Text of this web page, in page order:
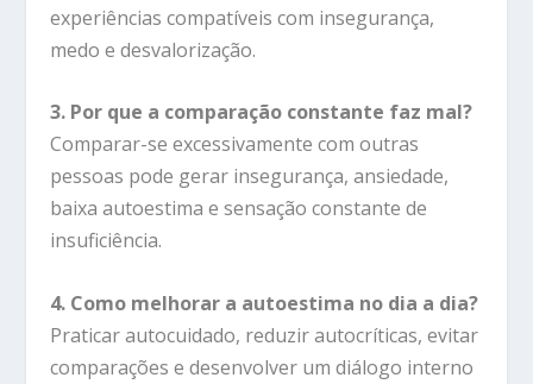
experiências compatíveis com insegurança,
medo e desvalorização.
3. Por que a comparação constante faz mal?
Comparar-se excessivamente com outras
pessoas pode gerar insegurança, ansiedade,
baixa autoestima e sensação constante de
insuficiência.
4. Como melhorar a autoestima no dia a dia?
Praticar autocuidado, reduzir autocríticas, evitar
comparações e desenvolver um diálogo interno